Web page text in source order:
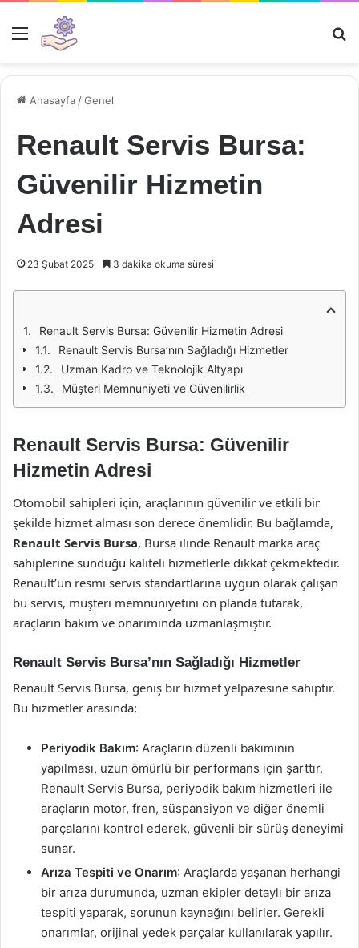
Menü
Anasayfa /Genel
Renault Servis Bursa:
Güvenilir Hizmetin
Adresi
23 Şubat 2025 3 dakika okuma süresi
Renault Servis Bursa: Güvenilir Hizmetin Adresi
Renault Servis Bursa’nın Sağladığı Hizmetler
Uzman Kadro ve Teknolojik Altyapı
Müşteri Memnuniyeti ve Güvenilirlik
Renault Servis Bursa: Güvenilir
Hizmetin Adresi
Otomobil sahipleri için, araçlarının güvenilir ve etkili bir
şekilde hizmet alması son derece önemlidir. Bu bağlamda,
Renault Servis Bursa, Bursa ilinde Renault marka araç
sahiplerine sunduğu kaliteli hizmetlerle dikkat çekmektedir.
Renault’un resmi servis standartlarına uygun olarak çalışan
bu servis, müşteri memnuniyetini ön planda tutarak,
araçların bakım ve onarımında uzmanlaşmıştır.
Renault Servis Bursa’nın Sağladığı Hizmetler
Renault Servis Bursa, geniş bir hizmet yelpazesine sahiptir.
Bu hizmetler arasında:
Periyodik Bakım: Araçların düzenli bakımının
yapılması, uzun ömürlü bir performans için şarttır.
Renault Servis Bursa, periyodik bakım hizmetleri ile
araçların motor, fren, süspansiyon ve diğer önemli
parçalarını kontrol ederek, güvenli bir sürüş deneyimi
sunar.
Arıza Tespiti ve Onarım: Araçlarda yaşanan herhangi
bir arıza durumunda, uzman ekipler detaylı bir arıza
tespiti yaparak, sorunun kaynağını belirler. Gerekli
onarımlar, orijinal yedek parçalar kullanılarak yapılır.